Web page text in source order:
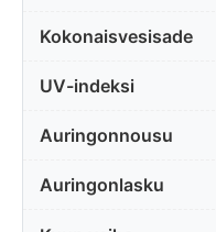
Kokonaisvesisade
UV-indeksi
Auringonnousu
Auringonlasku